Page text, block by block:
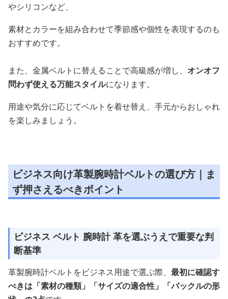
やシリコンなど、
素材とカラーを組み合わせて季節感や個性を表現するのも
おすすめです。
また、金属ベルトに替えることで高級感が増し、 オンオフ
問わず使える万能スタイルになります。
用途や気分に応じてベルトを着せ替え、手元からおしゃれ
を楽しみましょう。
ビジネス向け革製腕時計ベルトの選び方｜ま
ず押さえるべきポイント
ビジネス ベルト 腕時計 革を選ぶうえで重要な判
断基準
革製腕時計ベルトをビジネス用途で選ぶ際、 最初に確認す
べきは「素材の種類」「サイズの適合性」「バックルの形